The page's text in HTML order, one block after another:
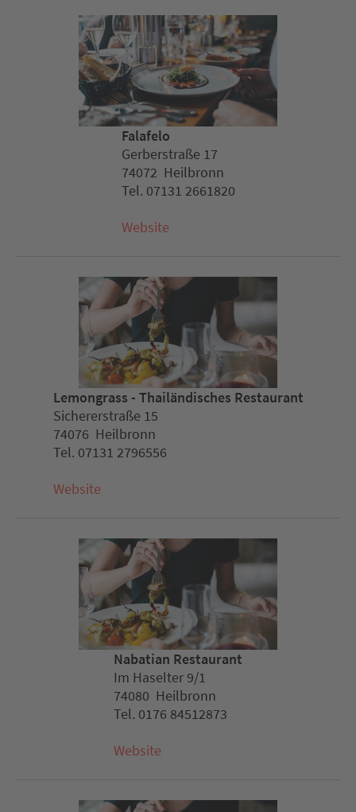
Falafelo
Gerberstraße 17
74072 Heilbronn
Tel. 07131 2661820
Website
Lemongrass - Thailändisches Restaurant
Sichererstraße 15
74076 Heilbronn
Tel. 07131 2796556
Website
Nabatian Restaurant
Im Haselter 9/1
74080 Heilbronn
Tel. 0176 84512873
Website